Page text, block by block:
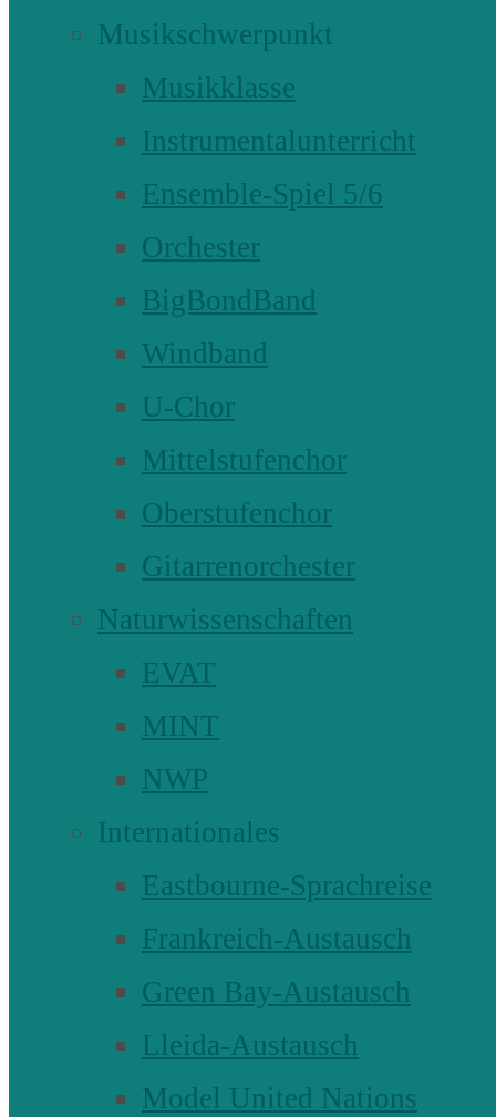
Musikschwerpunkt
Musikklasse
Instrumentalunterricht
Ensemble-Spiel 5/6
Orchester
BigBondBand
Windband
U-Chor
Mittelstufenchor
Oberstufenchor
Gitarrenorchester
Naturwissenschaften
EVAT
MINT
NWP
Internationales
Eastbourne-Sprachreise
Frankreich-Austausch
Green Bay-Austausch
Lleida-Austausch
Model United Nations